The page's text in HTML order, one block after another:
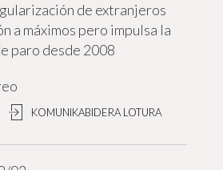
de extranjeros
a máximos pero impulsa la
paro desde 2008
KOMUNIKABIDERA LOTURA